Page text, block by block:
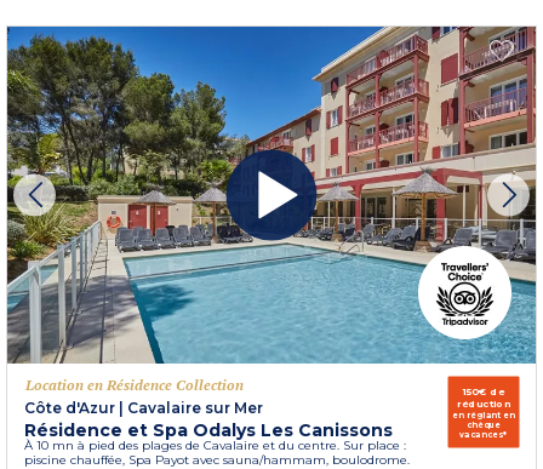
Location en Résidence Collection
Côte d'Azur | Cavalaire sur Mer
Résidence et Spa Odalys Les Canissons
À 10 mn à pied des plages de Cavalaire et du centre. Sur place :
piscine chauffée, Spa Payot avec sauna/hammam, boulodrome.
150€ de
réduction
en réglant en
chèque
vacances*